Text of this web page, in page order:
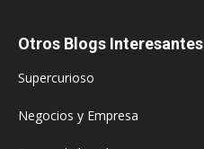
Otros Blogs Interesantes
Supercurioso
Negocios y Empresa